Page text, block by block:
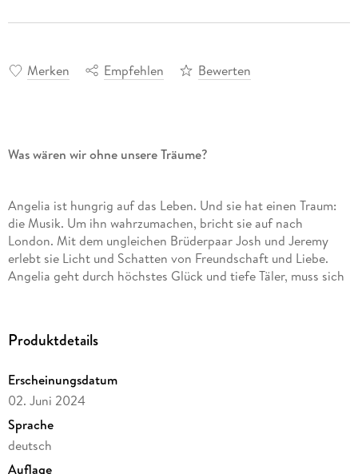
Merken Empfehlen Bewerten
Was wären wir ohne unsere Träume?
Angelia ist hungrig auf das Leben. Und sie hat einen Traum:
die Musik. Um ihn wahrzumachen, bricht sie auf nach
London. Mit dem ungleichen Brüderpaar Josh und Jeremy
erlebt sie Licht und Schatten von Freundschaft und Liebe.
Angelia geht durch höchstes Glück und tiefe Täler, muss sich
Der aufwühlend traumhafte Message- und Musik-Roman von
Bestsellerautorin Tanya Stewner
»Philosophisch, poetisch und einfach wunderschön! «
Buchgedanken
Produktdetails
Erscheinungsdatum
02. Juni 2024
Sprache
deutsch
Auflage